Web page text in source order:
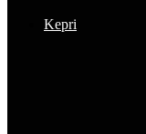
Kepri